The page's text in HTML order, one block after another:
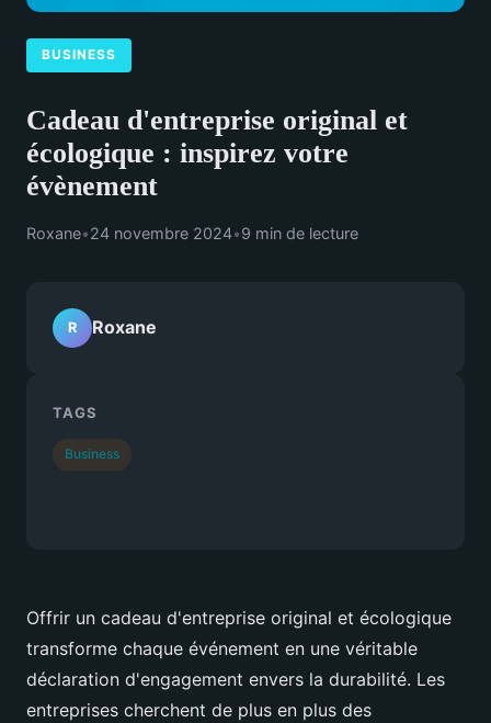
BUSINESS
Cadeau d'entreprise original et
écologique : inspirez votre
évènement
Roxane•24 novembre 2024•9 min de lecture
Offrir un cadeau d'entreprise original et écologique
transforme chaque événement en une véritable
déclaration d'engagement envers la durabilité. Les
entreprises cherchent de plus en plus des
R Roxane
TAGS
Business